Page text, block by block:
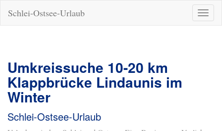
ein-/
Schlei-Ostsee-Urlaub
Umkreissuche 10-20 km
Klappbrücke Lindaunis im
Winter
Schlei-Ostsee-Urlaub